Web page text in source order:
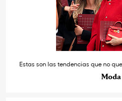
Estas son las tendencias que no
Moda